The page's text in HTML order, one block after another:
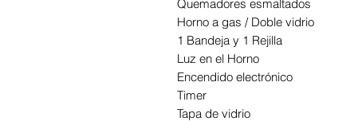
Quemadores esmaltados
Horno a gas / Doble vidrio
1 Bandeja y 1 Rejilla
Luz en el Horno
Encendido electrónico
Timer
Tapa de vidrio